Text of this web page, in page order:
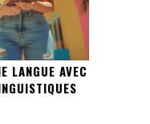
LANGUE AVEC